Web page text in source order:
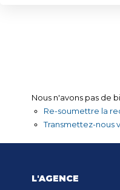
Nous n'avons pas de
Re-soumettre la
Transmettez-nous
L'AGENCE